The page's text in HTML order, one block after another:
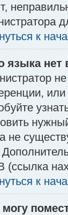
к
языка нет
не
(ссылка
к
могу